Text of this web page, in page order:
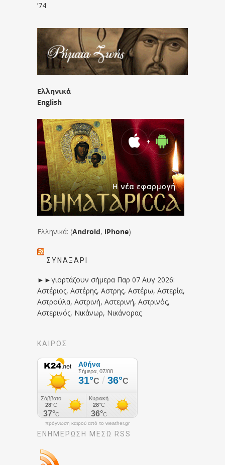
’74
Ελληνικά
English
Ελληνικά: (Android, iPhone)
ΣΥΝΑΞΆΡΙ
►►γιορτάζουν σήμερα Παρ 07 Αυγ 2026:
Αστέριος, Αστέρης, Αστρης, Αστέρω, Αστερία,
Αστρούλα, Αστρινή, Αστερινή, Αστρινός,
Αστερινός, Νικάνωρ, Νικάνορας
ΚΑΙΡΟΣ
πρόγνωση καιρού από το weather.gr
ΕΝΗΜΈΡΩΣΉ ΜΕΣΩ RSS